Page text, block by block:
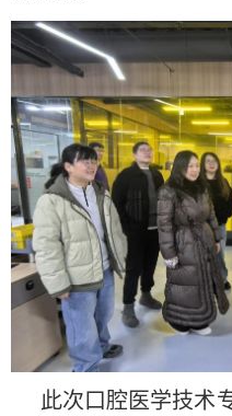
此次口腔医学技术